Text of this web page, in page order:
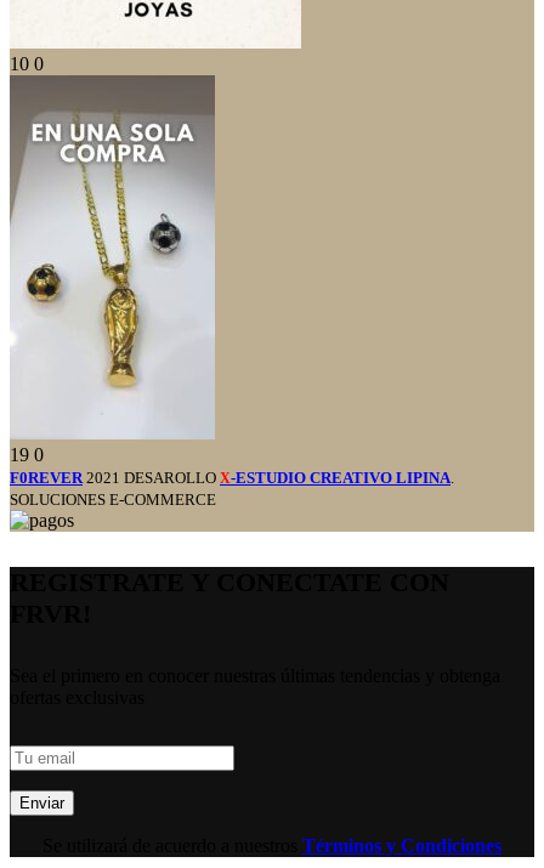
10 0
19 0
F0REVER 2021 DESAROLLO X-ESTUDIO CREATIVO LIPINA
SOLUCIONES E-COMMERCE
Términos y Condiciones